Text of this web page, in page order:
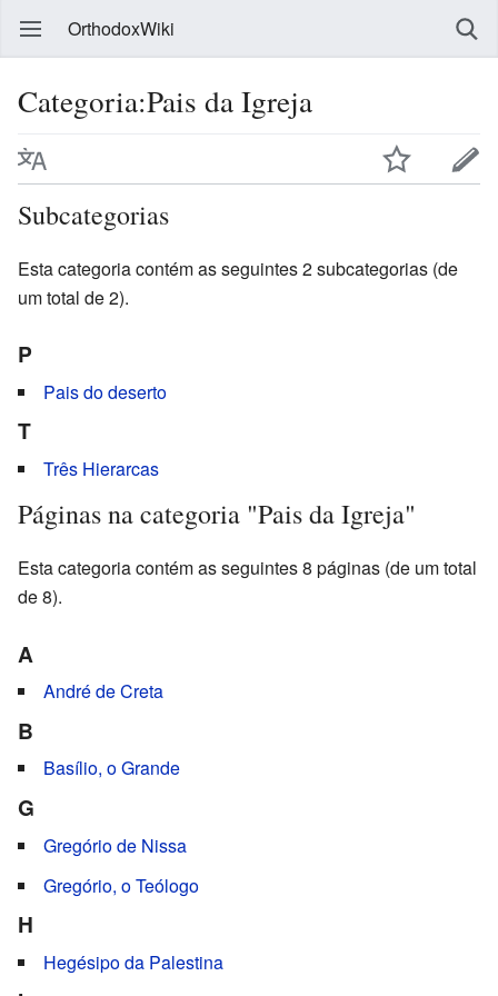
OrthodoxWiki
Categoria:Pais da Igreja
Subcategorias
Esta categoria contém as seguintes 2 subcategorias (de
um total de 2).
P
Pais do deserto
T
Três Hierarcas
Páginas na categoria "Pais da Igreja"
Esta categoria contém as seguintes 8 páginas (de um total
de 8).
A
André de Creta
B
Basílio, o Grande
G
Gregório de Nissa
Gregório, o Teólogo
H
Hegésipo da Palestina